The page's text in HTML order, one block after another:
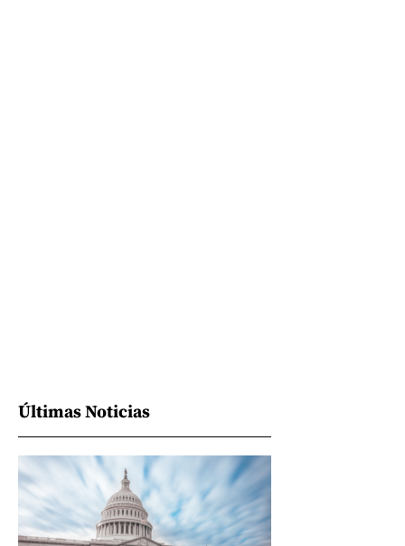
Últimas Noticias